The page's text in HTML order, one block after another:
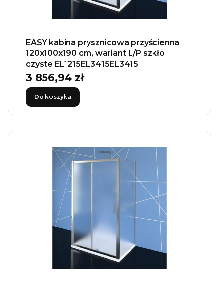
EASY kabina prysznicowa przyścienna
120x100x190 cm, wariant L/P szkło
czyste EL1215EL3415EL3415
Cena
3 856,94 zł
Do koszyka